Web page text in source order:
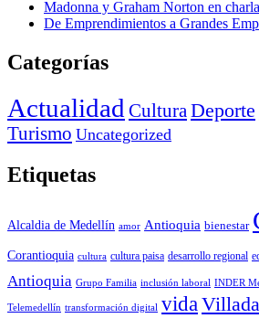
Madonna y Graham Norton en
De Emprendimientos a Grandes
Categorías
Actualidad CulturaDeporte
Turismo Uncategorized
Etiquetas
Alcaldia de Medellín amor Antioquia bienestar
Corantioquia cultura cultura paisa desarrollo regional
Antioquia Grupo Familia inclusión laboral INDER
Telemedellín transformación digital vida Villada